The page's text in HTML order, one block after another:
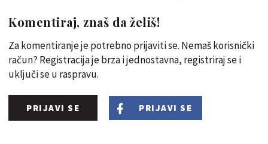
Komentiraj, znaš da želiš!
Za komentiranje je potrebno prijaviti se. Nemaš korisnički
račun? Registracija je brza i jednostavna, registriraj se i
uključi se u raspravu.
PRIJAVI SE PRIJAVI SE